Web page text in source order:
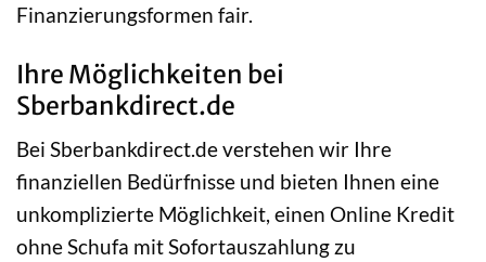
Finanzierungsformen fair.
Ihre Möglichkeiten bei
Sberbankdirect.de
Bei Sberbankdirect.de verstehen wir Ihre
finanziellen Bedürfnisse und bieten Ihnen eine
unkomplizierte Möglichkeit, einen Online Kredit
ohne Schufa mit Sofortauszahlung zu